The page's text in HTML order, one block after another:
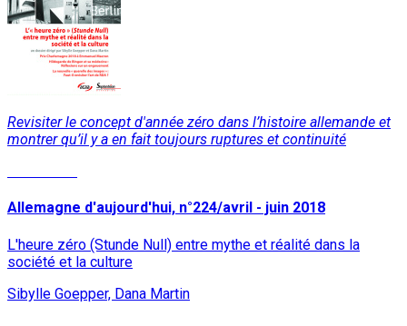
Revisiter le concept d'année zéro dans l’histoire allemande et
montrer qu’il y a en fait toujours ruptures et continuité
Allemagne d'aujourd'hui, n°224/avril - juin 2018
L'heure zéro (Stunde Null) entre mythe et réalité dans la
société et la culture
Sibylle Goepper, Dana Martin